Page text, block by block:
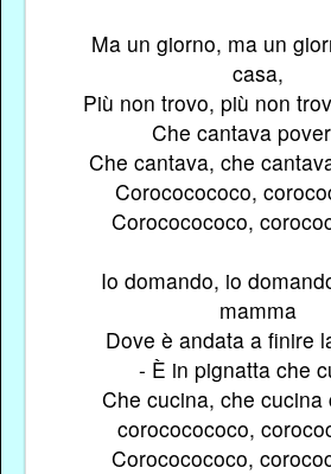
Ma un giorno, ma un
casa,
Più non trovo, più non
Che cantava
Che cantava, che
Corococococo,
Corococococo,
Io domando, io
mamma
Dove è andata a finire
- È in pignatta che
Che cucina, che cucina
corococococo,
Corococococo,